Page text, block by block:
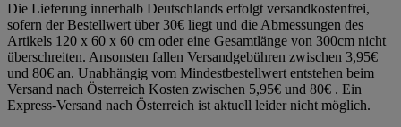
Die Lieferung innerhalb Deutschlands erfolgt versandkostenfrei,
sofern der Bestellwert über 30€ liegt und die Abmessungen des
Artikels 120 x 60 x 60 cm oder eine Gesamtlänge von 300cm nicht
überschreiten. Ansonsten fallen Versandgebühren zwischen 3,95€
und 80€ an. Unabhängig vom Mindestbestellwert entstehen beim
Versand nach Österreich Kosten zwischen 5,95€ und 80€ . Ein
Express-Versand nach Österreich ist aktuell leider nicht möglich.